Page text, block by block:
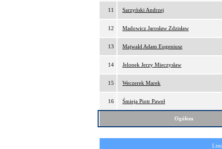
11 Sarzyński Andrzej
12 Madowicz Jarosław Zdzisław
13 Majwald Adam Eugeniusz
14 Jelonek Jerzy Mieczysław
15 Weczerek Marek
16 Śmieja Piotr Paweł
Ogółem